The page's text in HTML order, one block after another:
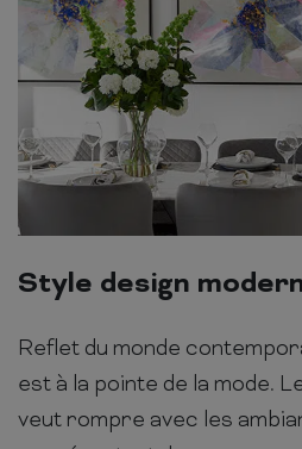
Style design
Reflet du monde
est à la pointe de la mode.
veut rompre avec les